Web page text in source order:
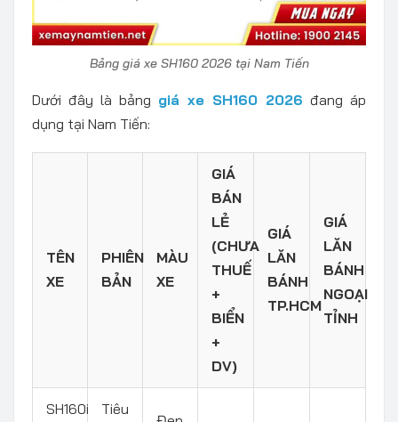
Bảng giá xe SH160 2026 tại Nam Tiến
Dưới đây là bảng giá xe SH160 2026 đang áp
dụng tại Nam Tiến:
TÊN
XE
PHIÊN
BẢN
MÀU
XE
GIÁ
BÁN
LẺ
(CHƯA
THUẾ
+
BIỂN
+
DV)
GIÁ
LĂN
BÁNH
TP.HCM
GIÁ
LĂN
BÁNH
NGOẠI
TỈNH
SH160i
Tiêu